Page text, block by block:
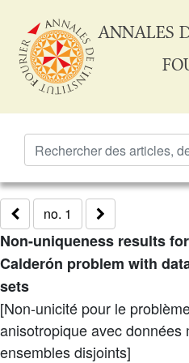
ANNALES
no. 1
Non-uniqueness results
Calderón problem with
sets
[Non-unicité pour le
anisotropique avec données
ensembles disjoints]